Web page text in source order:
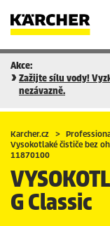
Nákupní košík
Seznam oblíbených
Akce:
Zažijte sílu vody!
nezávazně.
Karcher.cz
Vysokotlaké čističe bez
11870100
G Classic